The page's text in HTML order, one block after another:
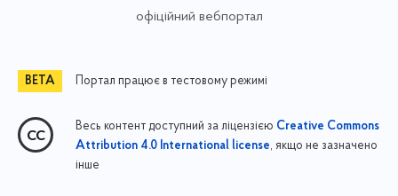
офіційний вебпортал
Портал працює в тестовому режимі
Весь контент доступний за ліцензією Creative Commons
Attribution 4.0 International license, якщо не зазначено
інше